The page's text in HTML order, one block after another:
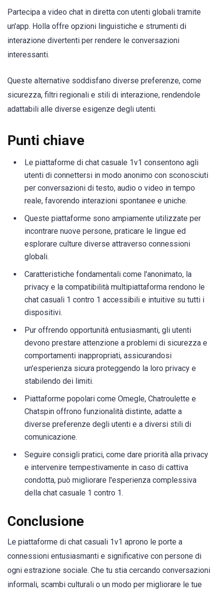
Partecipa a video chat in diretta con utenti globali tramite
un'app. Holla offre opzioni linguistiche e strumenti di
interazione divertenti per rendere le conversazioni
interessanti.
Queste alternative soddisfano diverse preferenze, come
sicurezza, filtri regionali e stili di interazione, rendendole
adattabili alle diverse esigenze degli utenti.
Punti chiave
Le piattaforme di chat casuale 1v1 consentono agli
utenti di connettersi in modo anonimo con sconosciuti
per conversazioni di testo, audio o video in tempo
reale, favorendo interazioni spontanee e uniche.
Queste piattaforme sono ampiamente utilizzate per
incontrare nuove persone, praticare le lingue ed
esplorare culture diverse attraverso connessioni
globali.
Caratteristiche fondamentali come l'anonimato, la
privacy e la compatibilità multipiattaforma rendono le
chat casuali 1 contro 1 accessibili e intuitive su tutti i
dispositivi.
Pur offrendo opportunità entusiasmanti, gli utenti
devono prestare attenzione a problemi di sicurezza e
comportamenti inappropriati, assicurandosi
un'esperienza sicura proteggendo la loro privacy e
stabilendo dei limiti.
Piattaforme popolari come Omegle, Chatroulette e
Chatspin offrono funzionalità distinte, adatte a
diverse preferenze degli utenti e a diversi stili di
comunicazione.
Seguire consigli pratici, come dare priorità alla privacy
e intervenire tempestivamente in caso di cattiva
condotta, può migliorare l'esperienza complessiva
della chat casuale 1 contro 1.
Conclusione
Le piattaforme di chat casuali 1v1 aprono le porte a
connessioni entusiasmanti e significative con persone di
ogni estrazione sociale. Che tu stia cercando conversazioni
informali, scambi culturali o un modo per migliorare le tue